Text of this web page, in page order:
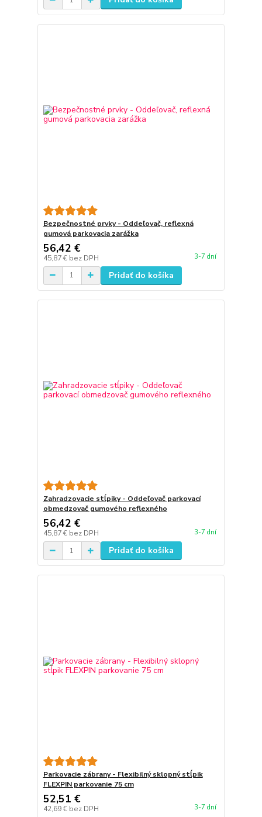
Bezpečnostné prvky - Oddeľovač, reflexná
gumová parkovacia zarážka
56,42 €
45,87 € bez DPH 3-7 dní
Pridať do košíka
Zahradzovacie stĺpiky - Oddeľovač parkovací
obmedzovač gumového reflexného
56,42 €
45,87 € bez DPH 3-7 dní
Pridať do košíka
Parkovacie zábrany - Flexibilný sklopný stĺpik
FLEXPIN parkovanie 75 cm
52,51 €
42,69 € bez DPH 3-7 dní